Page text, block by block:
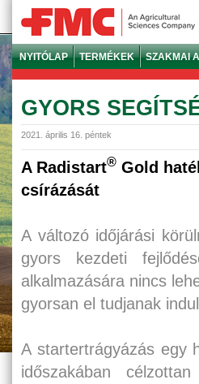
NYITÓLAP TERMÉKEK SZAKMAI
GYORS
2021. április 16. péntek
A Radistart® Gold
csírázását
A változó időjárási
gyors kezdeti
alkalmazására nincs
gyorsan el tudjanak
A startertrágyázás egy
időszakában